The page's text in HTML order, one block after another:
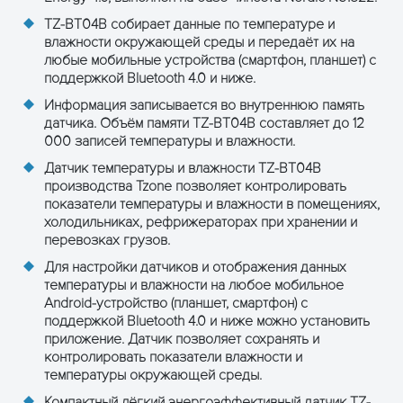
TZ-BT04B собирает данные по температуре и
влажности окружающей среды и передаёт их на
любые мобильные устройства (смартфон, планшет) с
поддержкой Bluetooth 4.0 и ниже.
Информация записывается во внутреннюю память
датчика. Объём памяти TZ-BT04B составляет до 12
000 записей температуры и влажности.
Датчик температуры и влажности TZ-BT04B
производства Tzone позволяет контролировать
показатели температуры и влажности в помещениях,
холодильниках, рефрижераторах при хранении и
перевозках грузов.
Для настройки датчиков и отображения данных
температуры и влажности на любое мобильное
Android-устройство (планшет, смартфон) с
поддержкой Bluetooth 4.0 и ниже можно установить
приложение. Датчик позволяет сохранять и
контролировать показатели влажности и
температуры окружающей среды.